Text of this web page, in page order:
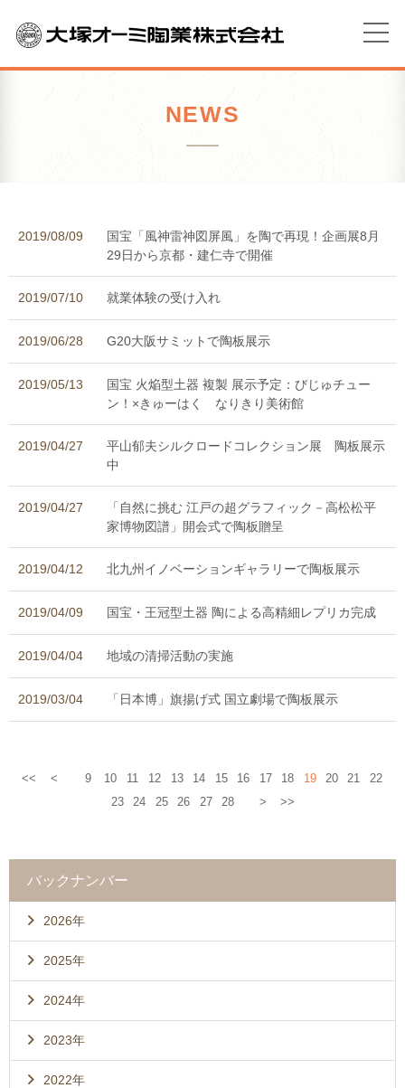
NEWS
2019/08/09
国宝「風神雷神図屏風」を陶で再現！企画展8月
29日から京都・建仁寺で開催
2019/07/10 就業体験の受け入れ
2019/06/28 G20大阪サミットで陶板展示
2019/05/13
国宝 火焔型土器 複製 展示予定：びじゅチュー
ン！×きゅーはく なりきり美術館
2019/04/27
平山郁夫シルクロードコレクション展 陶板展示
中
2019/04/27
「自然に挑む 江戸の超グラフィック－高松松平
家博物図譜」開会式で陶板贈呈
2019/04/12 北九州イノベーションギャラリーで陶板展示
2019/04/09 国宝・王冠型土器 陶による高精細レプリカ完成
2019/04/04 地域の清掃活動の実施
2019/03/04 「日本博」旗揚げ式 国立劇場で陶板展示
<< < 9 10 11 12 13 14 15 16 17 18 19 20 21
22
23
24 25 26 27 28 > >>
バックナンバー
2026年
2025年
2024年
2023年
2022年